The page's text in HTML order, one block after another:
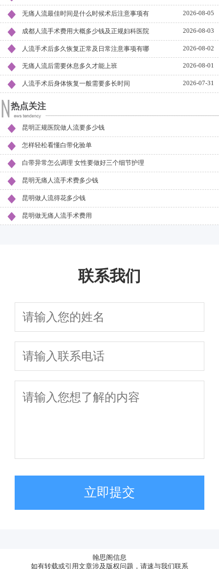
无痛人流最佳时间是什么时候术后注意事项有 2026-08-05
成都人流手术费用大概多少钱及正规妇科医院 2026-08-03
人流手术后多久恢复正常及日常注意事项有哪 2026-08-02
无痛人流后需要休息多久才能上班 2026-08-01
人流手术后身体恢复一般需要多长时间 2026-07-31
热点关注
昆明正规医院做人流要多少钱
怎样轻松看懂白带化验单
白带异常怎么调理 女性要做好三个细节护理
昆明无痛人流手术费多少钱
昆明做人流得花多少钱
昆明做无痛人流手术费用
联系我们
立即提交
翰思阁信息
如有转载或引用文章涉及版权问题，请速与我们联系